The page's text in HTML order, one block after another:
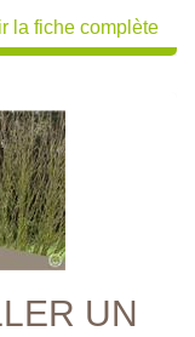
la fiche complète
UN